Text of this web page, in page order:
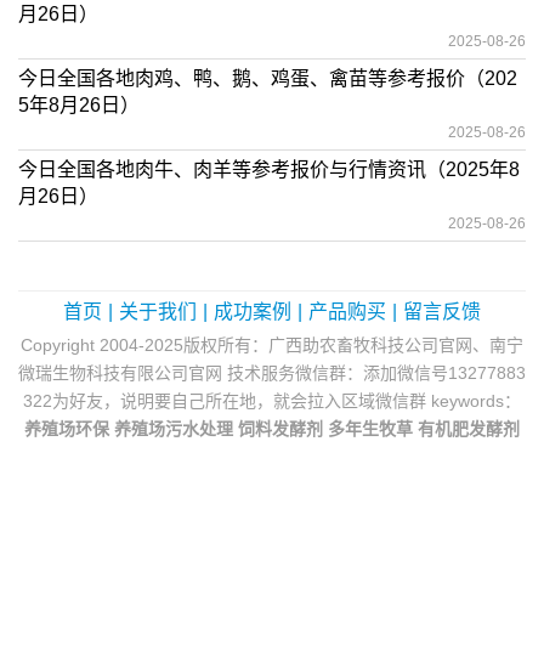
月26日）
2025-08-26
今日全国各地肉鸡、鸭、鹅、鸡蛋、禽苗等参考报价（202
5年8月26日）
2025-08-26
今日全国各地肉牛、肉羊等参考报价与行情资讯（2025年8
月26日）
2025-08-26
首页 关于我们 成功案例 产品购买 留言反馈
Copyright 2004-2025版权所有：广西助农畜牧科技公司官网、南宁
微瑞生物科技有限公司官网 技术服务微信群：添加微信号13277883
322为好友，说明要自己所在地，就会拉入区域微信群 keywords：
养殖场环保 养殖场污水处理 饲料发酵剂 多年生牧草 有机肥发酵剂